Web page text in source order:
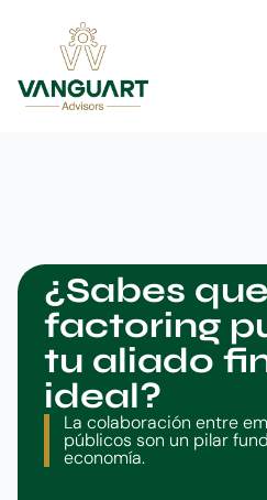
¿Sabes
factoring
tu aliado
ideal?
La colaboración entre
públicos son un pilar
economía.